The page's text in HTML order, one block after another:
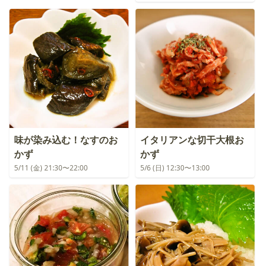
味が染み込む！なすのお
かず
5/11 (金) 21:30〜22:00
イタリアンな切干大根お
かず
5/6 (日) 12:30〜13:00